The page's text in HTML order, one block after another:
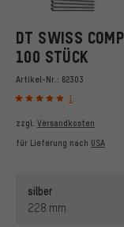
DT SWISS
100 STÜCK
Artikel-Nr.: 62303
1
zzgl. Versandkosten
für Lieferung nach USA
silber
228 mm